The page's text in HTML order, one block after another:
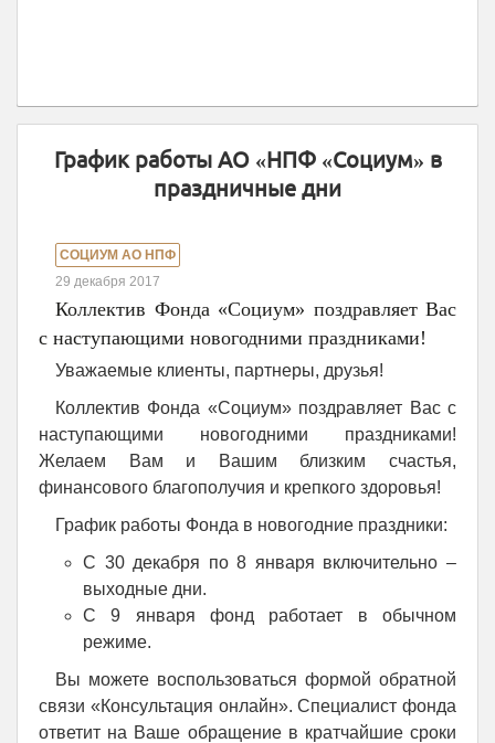
График работы АО «НПФ «Социум» в
праздничные дни
СОЦИУМ АО НПФ
29 декабря 2017
Коллектив Фонда «Социум» поздравляет Вас
с наступающими новогодними праздниками!
Уважаемые клиенты, партнеры, друзья!
Коллектив Фонда «Социум» поздравляет Вас с
наступающими новогодними праздниками!
Желаем Вам и Вашим близким счастья,
финансового благополучия и крепкого здоровья!
График работы Фонда в новогодние праздники:
С 30 декабря по 8 января включительно –
выходные дни.
С 9 января фонд работает в обычном
режиме.
Вы можете воспользоваться формой обратной
связи «Консультация онлайн». Специалист фонда
ответит на Ваше обращение в кратчайшие сроки